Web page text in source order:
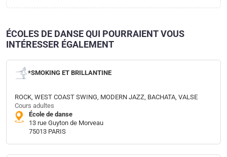
ÉCOLES DE DANSE QUI POURRAIENT VOUS
INTÉRESSER ÉGALEMENT
*SMOKING ET BRILLANTINE
ROCK, WEST COAST SWING, MODERN JAZZ, BACHATA, VALSE
Cours adultes
École de danse
13 rue Guyton de Morveau
75013 PARIS